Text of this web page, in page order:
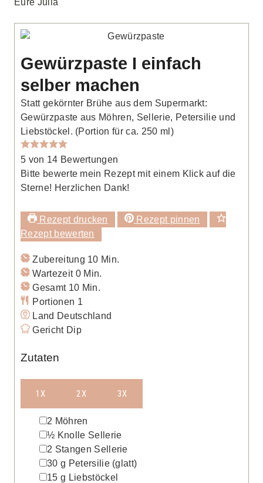
Eure Julia
Gewürzpaste I einfach
selber machen
Statt gekörnter Brühe aus dem Supermarkt:
Gewürzpaste aus Möhren, Sellerie, Petersilie und
Liebstöckel. (Portion für ca. 250 ml)
5 von 14 Bewertungen
Bitte bewerte mein Rezept mit einem Klick auf die
Sterne! Herzlichen Dank!
Rezept drucken
Rezept pinnen
Rezept bewerten
Zubereitung 10Minuten
Min.
Wartezeit 0Minuten
Min.
Gesamt 10Minuten
Min.
Portionen 1
Land Deutschland
Gericht Dip
Zutaten
1X 2X 3X
▢
2 Möhren
▢
½ Knolle Sellerie
▢
2 Stangen Sellerie
▢
30 g Petersilie (glatt)
▢
15 g Liebstöckel